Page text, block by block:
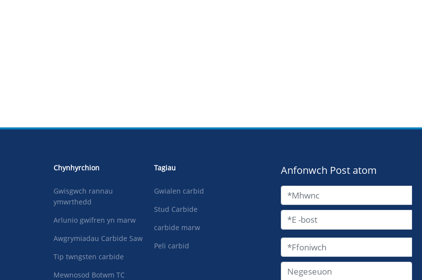
Chynhyrchion
Gwisgwch rannau
ymwrthedd
Arlunio gwifren yn marw
Awgrymiadau Carbide Saw
Tip twngsten carbide
Mewnosod Botwm TC
Tagiau
Gwialen carbid
Stud Carbide
carbide marw
Peli carbid
Anfonwch Post atom